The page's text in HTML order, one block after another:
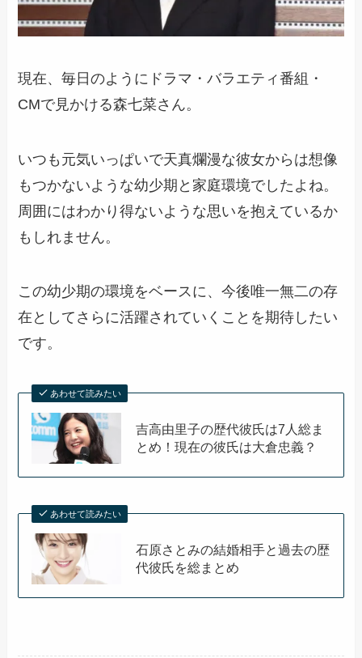
現在、毎日のようにドラマ・バラエティ番組・
CMで見かける森七菜さん。
いつも元気いっぱいで天真爛漫な彼女からは想像
もつかないような幼少期と家庭環境でしたよね。
周囲にはわかり得ないような思いを抱えているか
もしれません。
この幼少期の環境をベースに、今後唯一無二の存
在としてさらに活躍されていくことを期待したい
です。
あわせて読みたい
吉高由里子の歴代彼氏は7人総ま
とめ！現在の彼氏は大倉忠義？
あわせて読みたい
石原さとみの結婚相手と過去の歴
代彼氏を総まとめ